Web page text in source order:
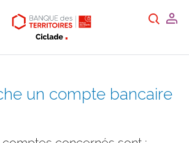
un compte bancaire